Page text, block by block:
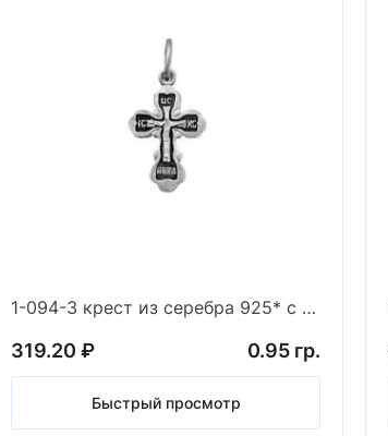
1-094-3 крест из серебра 925* с частичным чернен
319.20 ₽ 0.95 гр.
Быстрый просмотр